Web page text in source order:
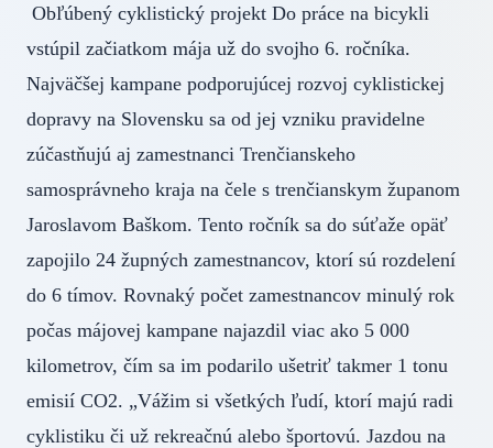
Obľúbený cyklistický projekt Do práce na bicykli
vstúpil začiatkom mája už do svojho 6. ročníka.
Najväčšej kampane podporujúcej rozvoj cyklistickej
dopravy na Slovensku sa od jej vzniku pravidelne
zúčastňujú aj zamestnanci Trenčianskeho
samosprávneho kraja na čele s trenčianskym županom
Jaroslavom Baškom. Tento ročník sa do súťaže opäť
zapojilo 24 župných zamestnancov, ktorí sú rozdelení
do 6 tímov. Rovnaký počet zamestnancov minulý rok
počas májovej kampane najazdil viac ako 5 000
kilometrov, čím sa im podarilo ušetriť takmer 1 tonu
emisií CO2. „Vážim si všetkých ľudí, ktorí majú radi
cyklistiku či už rekreačnú alebo športovú. Jazdou na